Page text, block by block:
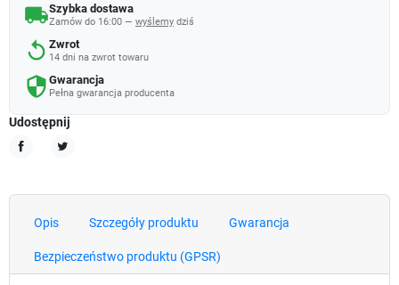
local_shippingSzybka dostawa
Zamów do 16:00 — wyślemy dziś
replay Zwrot
14 dni na zwrot towaru
security Gwarancja
Pełna gwarancja producenta
Udostępnij
Opis Szczegóły produktu Gwarancja
Bezpieczeństwo produktu (GPSR)